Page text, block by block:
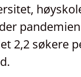
2,2 søkere